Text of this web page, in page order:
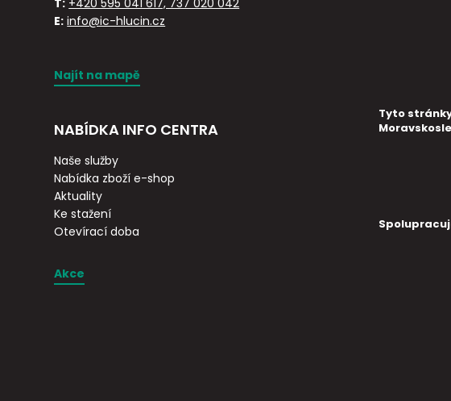
T: +420 595 041 617, 737 020 042
E: info@ic-hlucin.cz
Najít na mapě
NABÍDKA INFO CENTRA
Naše služby
Nabídka zboží e-shop
Aktuality
Ke stažení
Otevírací doba
Akce
Tyto